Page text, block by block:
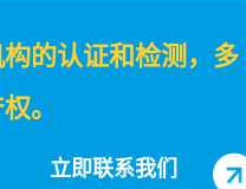
的认证和检测，多
。
立即联系我们